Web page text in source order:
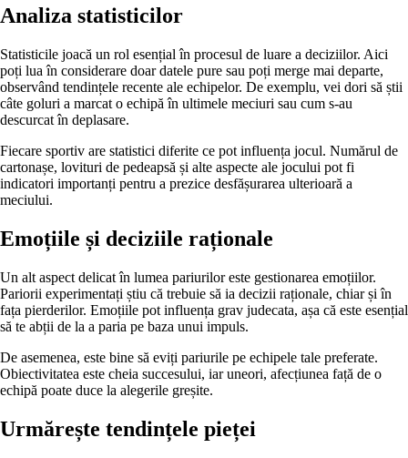
Analiza statisticilor
Statisticile joacă un rol esențial în procesul de luare a deciziilor. Aici
poți lua în considerare doar datele pure sau poți merge mai departe,
observând tendințele recente ale echipelor. De exemplu, vei dori să știi
câte goluri a marcat o echipă în ultimele meciuri sau cum s-au
descurcat în deplasare.
Fiecare sportiv are statistici diferite ce pot influența jocul. Numărul de
cartonașe, lovituri de pedeapsă și alte aspecte ale jocului pot fi
indicatori importanți pentru a prezice desfășurarea ulterioară a
meciului.
Emoțiile și deciziile raționale
Un alt aspect delicat în lumea pariurilor este gestionarea emoțiilor.
Pariorii experimentați știu că trebuie să ia decizii raționale, chiar și în
fața pierderilor. Emoțiile pot influența grav judecata, așa că este esențial
să te abții de la a paria pe baza unui impuls.
De asemenea, este bine să eviți pariurile pe echipele tale preferate.
Obiectivitatea este cheia succesului, iar uneori, afecțiunea față de o
echipă poate duce la alegerile greșite.
Urmărește tendințele pieței